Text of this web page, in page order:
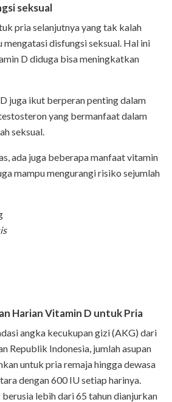
seksual
pria selanjutnya yang tak kalah
mengatasi disfungsi seksual. Hal ini
D diduga bisa meningkatkan
juga ikut berperan penting dalam
yang bermanfaat dalam
seksual.
ada juga beberapa manfaat vitamin
mampu mengurangi risiko sejumlah
Harian Vitamin D untuk Pria
angka kecukupan gizi (AKG) dari
Republik Indonesia, jumlah asupan
untuk pria remaja hingga dewasa
dengan 600 IU setiap harinya.
lebih dari 65 tahun dianjurkan